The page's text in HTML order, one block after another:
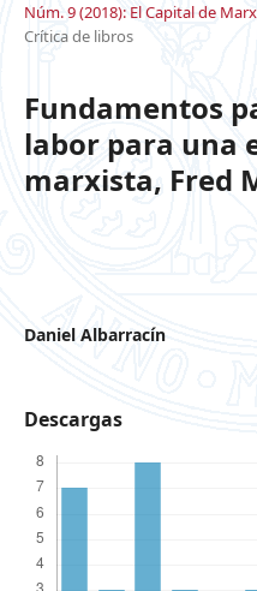
Núm. 9 (2018): El Capital de
Crítica de libros
Fundamentos
labor para una
marxista, Fred
Daniel Albarracín
Descargas